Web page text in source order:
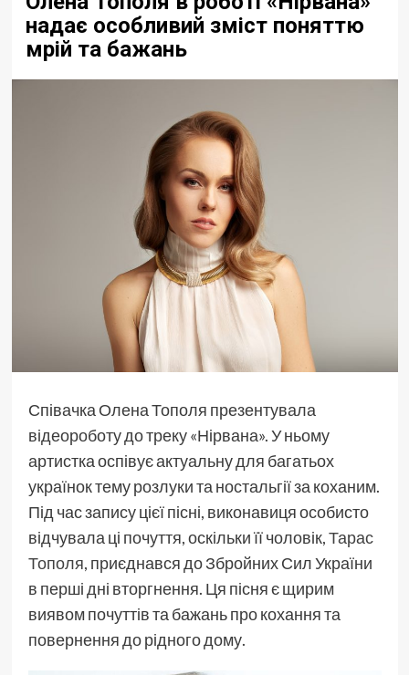
надає особливий зміст поняттю
мрій та бажань
Співачка Олена Тополя презентувала
відеороботу до треку «Нірвана». У ньому
артистка оспівує актуальну для багатьох
українок тему розлуки та ностальгії за коханим.
Під час запису цієї пісні, виконавиця особисто
відчувала ці почуття, оскільки її чоловік,Тарас
Тополя, приєднався до Збройних Сил України
в перші дні вторгнення. Ця пісня є щирим
виявом почуттів та бажань про кохання та
повернення до рідного дому.